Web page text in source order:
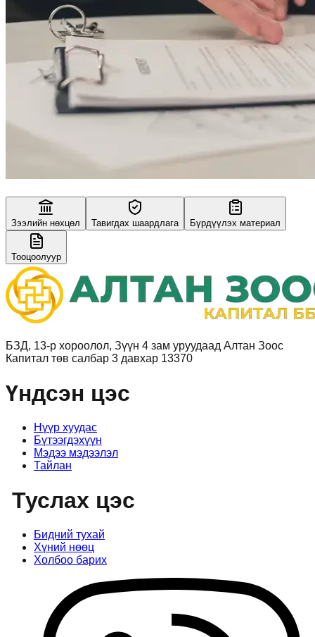
Зээлийн нөхцөл Тавигдах шаардлага Бүрдүүлэх материал
Тооцоолуур
БЗД, 13-р хороолол, Зүүн 4 зам уруудаад Алтан Зоос
Капитал төв салбар 3 давхар 13370
Үндсэн цэс
Нүүр хуудас
Бүтээгдэхүүн
Мэдээ мэдээлэл
Тайлан
Туслах цэс
Бидний тухай
Хүний нөөц
Холбоо барих